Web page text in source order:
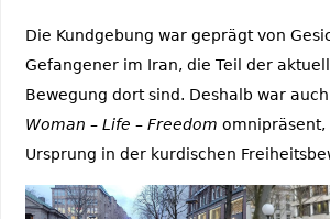
Die Kundgebung war geprägt von
Gefangener im Iran, die Teil der
Bewegung dort sind. Deshalb war
Woman – Life – Freedom omnipräsent,
Ursprung in der kurdischen